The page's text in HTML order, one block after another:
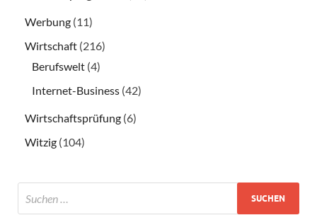
Werbung (11)
Wirtschaft (216)
Berufswelt (4)
Internet-Business (42)
Wirtschaftsprüfung (6)
Witzig (104)